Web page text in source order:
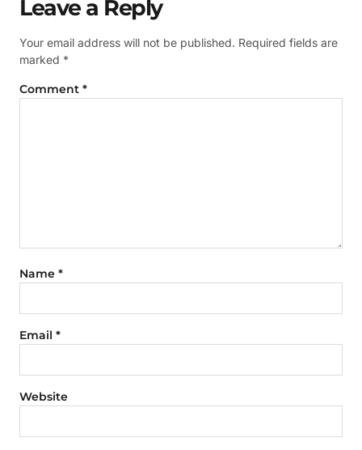
Leave a Reply
Your email address will not be published. Required fields are
marked *
Comment *
Name *
Email *
Website